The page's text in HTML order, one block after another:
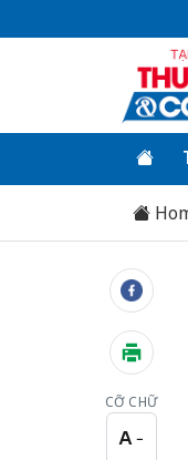
CỠ CHỮ
A −
Cỡ chữ